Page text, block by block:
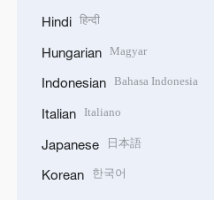
Hindi हिन्दी
Hungarian Magyar
Indonesian Bahasa Indonesia
Italian Italiano
Japanese 日本語
Korean 한국어